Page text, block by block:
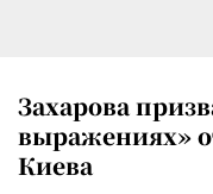
Захарова
выражениях»
Киева